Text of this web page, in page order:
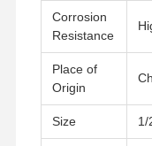
공장 투어 품
Corrosion
Resistance
Place of
Origin
Size 1/